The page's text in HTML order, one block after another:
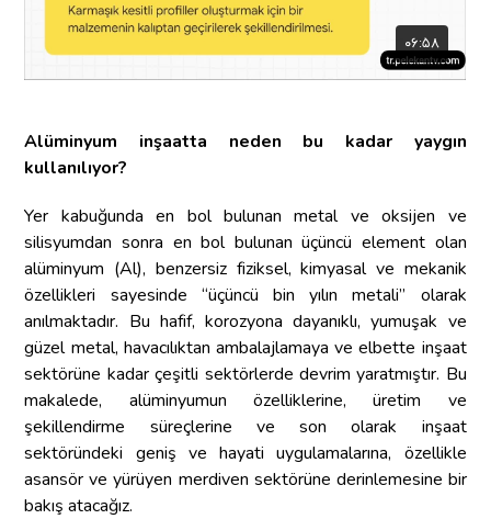
Alüminyum inşaatta neden bu kadar yaygın
kullanılıyor?
Yer kabuğunda en bol bulunan metal ve oksijen ve
silisyumdan sonra en bol bulunan üçüncü element olan
alüminyum (Al), benzersiz fiziksel, kimyasal ve mekanik
özellikleri sayesinde “üçüncü bin yılın metali” olarak
anılmaktadır. Bu hafif, korozyona dayanıklı, yumuşak ve
güzel metal, havacılıktan ambalajlamaya ve elbette inşaat
sektörüne kadar çeşitli sektörlerde devrim yaratmıştır. Bu
makalede, alüminyumun özelliklerine, üretim ve
şekillendirme süreçlerine ve son olarak inşaat
sektöründeki geniş ve hayati uygulamalarına, özellikle
asansör ve yürüyen merdiven sektörüne derinlemesine bir
bakış atacağız.